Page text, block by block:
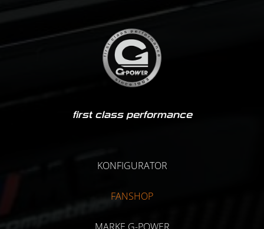
first class performance
KONFIGURATOR
FANSHOP